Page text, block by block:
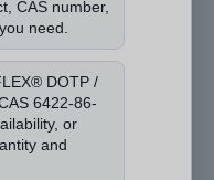
avez
CAS number,
need.
DOTP /
6422-86-
or
and